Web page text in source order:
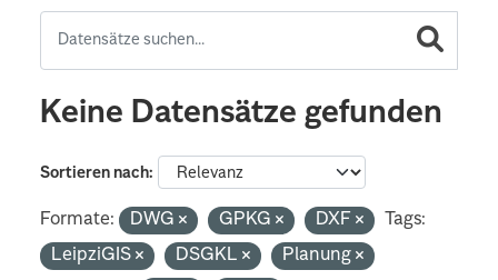
Keine Datensätze gefunden
Sortieren nach
Formate: DWG GPKG DXF
Tags:
LeipziGIS
DSGKL
Planung